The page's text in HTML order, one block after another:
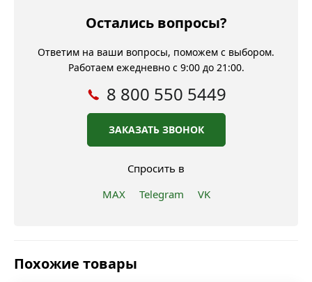
Остались вопросы?
Ответим на ваши вопросы, поможем с выбором.
Работаем ежедневно с 9:00 до 21:00.
8 800 550 5449
ЗАКАЗАТЬ ЗВОНОК
Спросить в
MAX
Telegram VK
Похожие товары